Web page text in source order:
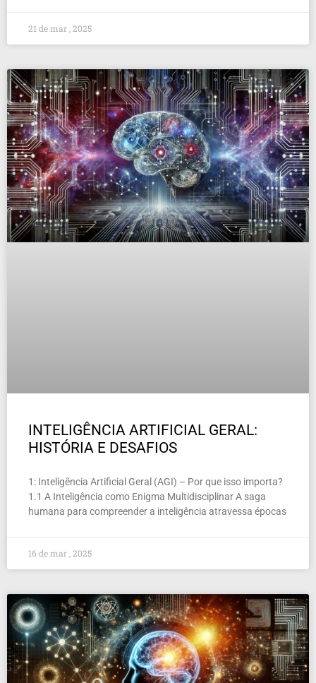
21 de mar , 2025
INTELIGÊNCIA ARTIFICIAL GERAL:
HISTÓRIA E DESAFIOS
1: Inteligência Artificial Geral (AGI) – Por que isso importa?
1.1 A Inteligência como Enigma Multidisciplinar A saga
humana para compreender a inteligência atravessa épocas
16 de mar , 2025